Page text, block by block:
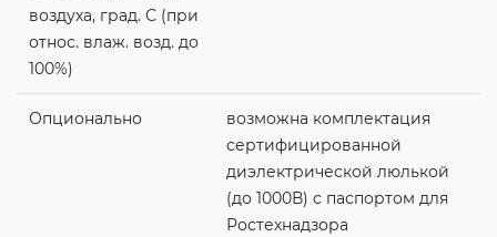
воздуха, град. С (при
относ. влаж. возд. до
100%)
Опционально
возможна комплектация
сертифицированной
диэлектрической люлькой
(до 1000В) с паспортом для
Ростехнадзора